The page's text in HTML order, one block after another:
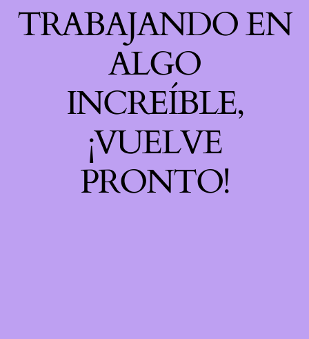
TRABAJANDO EN
ALGO
INCREÍBLE,
¡VUELVE
PRONTO!